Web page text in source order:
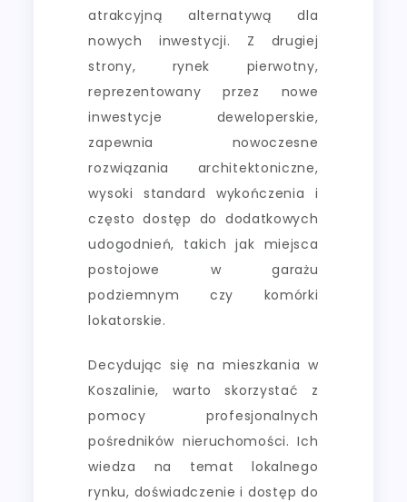
atrakcyjną alternatywą dla
nowych inwestycji. Z drugiej
strony, rynek pierwotny,
reprezentowany przez nowe
inwestycje deweloperskie,
zapewnia nowoczesne
rozwiązania architektoniczne,
wysoki standard wykończenia i
często dostęp do dodatkowych
udogodnień, takich jak miejsca
postojowe w garażu
podziemnym czy komórki
lokatorskie.
Decydując się na mieszkania w
Koszalinie, warto skorzystać z
pomocy profesjonalnych
pośredników nieruchomości. Ich
wiedza na temat lokalnego
rynku, doświadczenie i dostęp do